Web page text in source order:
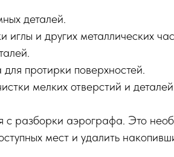
деталей.
иглы и других металлических
протирки поверхностей.
мелких отверстий и
с разборки аэрографа. Это
мест и удалить